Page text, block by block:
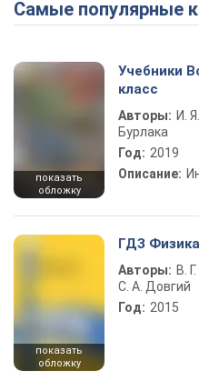
Самые популярные
показать
обложку
Учебники
класс
Авторы: И.
Бурлака
Год: 2019
Описание:
показать
обложку
ГДЗ
Авторы: В.
С. А. Довгий
Год: 2015